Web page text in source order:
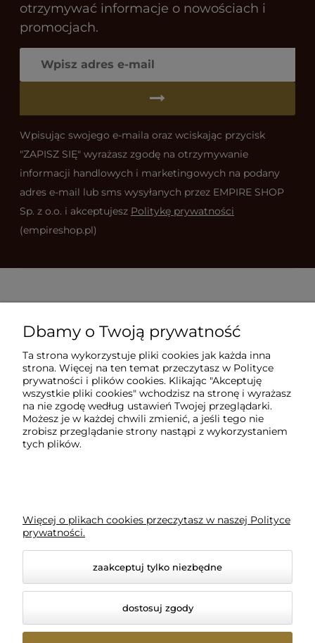
otrzymywać informacje o nowościach i
promocjach.
Wpisując swojego e-maila oraz wciskając przycisk
"ZAPISZ SIĘ" wyrażasz zgodę na otrzymywanie
informacji handlowych i marketingowych na podany
adres e-mail lub sms wysyłanych przez EMPIRE SHOP
Sp. z o.o. i akceptujesz Politykę prywatności
(empireshop.pl)
Moje konto
Regulaminy
Pomoc
Płatności i dostawa
BLOG
prawa zastrzeżone
Dbamy o Twoją prywatność
Ta strona wykorzystuje pliki cookies jak każda inna
strona. Więcej na ten temat przeczytasz w Polityce
prywatności i plików cookies. Klikając "Akceptuję
wszystkie pliki cookies" wchodzisz na stronę i wyrażasz
na nie zgodę według ustawień Twojej przeglądarki.
Możesz je w każdej chwili zmienić, a jeśli tego nie
zrobisz przeglądanie strony nastąpi z wykorzystaniem
tych plików.
Więcej o plikach cookies przeczytasz w naszej Polityce
prywatności.
zaakceptuj tylko niezbędne
dostosuj zgody